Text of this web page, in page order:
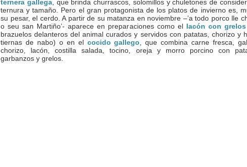
ternera gallega, que brinda churrascos, solomillos y chuletones de
ternura y tamaño. Pero el gran protagonista de los platos de invierno es,
su pesar, el cerdo. A partir de su matanza en noviembre –’a todo porco lle
o seu san Martiño’- aparece en preparaciones como el lacón con grelos
brazuelos delanteros del animal curados y servidos con patatas, chorizo y
tiernas de nabo) o en el cocido gallego , que combina carne fresca,
chorizo, lacón, costilla salada, tocino, oreja y morro porcino con
garbanzos y grelos.